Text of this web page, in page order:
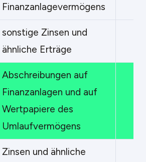
Finanzanlagevermögens
sonstige Zinsen und
ähnliche Erträge
Abschreibungen auf
Finanzanlagen und auf
Wertpapiere des
Umlaufvermögens
Zinsen und ähnliche